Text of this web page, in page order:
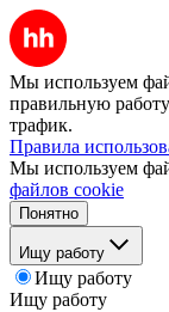
Мы используем
правильную
трафик.
Правила
Мы используем
файлов cookie
Понятно
Ищу работу
Ищу работу
Ищу работу